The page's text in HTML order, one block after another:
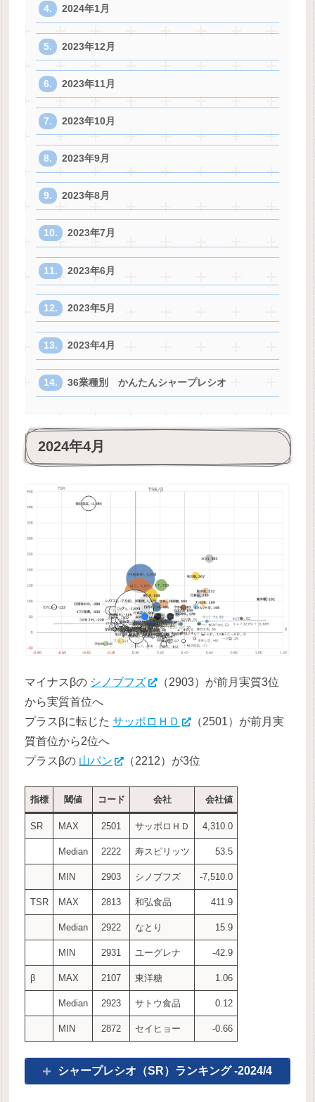
2024年1月
2023年12月
2023年11月
2023年10月
2023年9月
2023年8月
2023年7月
2023年6月
2023年5月
2023年4月
36業種別 かんたんシャープレシオ
2024年4月
マイナスβの シノブフズ
（2903）が前月実質3位
から実質首位へ
プラスβに転じたサッポロＨＤ
（2501）が前月実
質首位から2位へ
プラスβの 山パン （2212）が3位
指標 閾値 コード 会社 会社値
SR MAX 2501 サッポロＨＤ 4,310.0
Median 2222 寿スピリッツ 53.5
MIN 2903 シノブフズ -7,510.0
TSR MAX 2813 和弘食品 411.9
Median 2922 なとり 15.9
MIN 2931 ユーグレナ -42.9
β MAX 2107 東洋糖 1.06
Median 2923 サトウ食品 0.12
MIN 2872 セイヒョー -0.66
シャープレシオ（SR）ランキング -2024/4